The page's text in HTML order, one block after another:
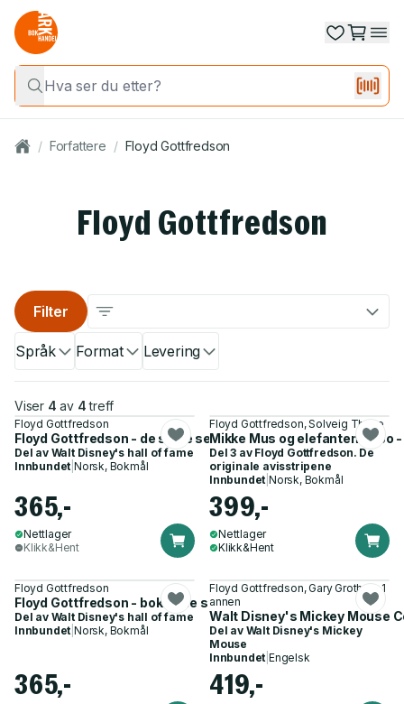
/ Forfattere / Floyd Gottfredson
Floyd Gottfredson
Språk Format Levering
Filter
Viser 4 av 4 treff
Floyd Gottfredson
Floyd Gottfredson - de store serieskaperne
Del av Walt Disney's hall of fame
Innbundet |Norsk, Bokmål
365,-
Nettlager
Klikk&Hent
Floyd Gottfredson, Solveig Thime
Mikke Mus og elefanten Bobo
Del 3 av Floyd Gottfredson. De
originale avisstripene
Innbundet |Norsk, Bokmål
399,-
Nettlager
Klikk&Hent
Floyd Gottfredson
Floyd Gottfredson - bok 2 : de store serieskaperne
Del av Walt Disney's hall of fame
Innbundet |Norsk, Bokmål
365,-
Floyd Gottfredson, Gary Groth og 1
annen
Walt Disney's Mickey Mouse
Del av Walt Disney's Mickey
Mouse
Innbundet |Engelsk
419,-